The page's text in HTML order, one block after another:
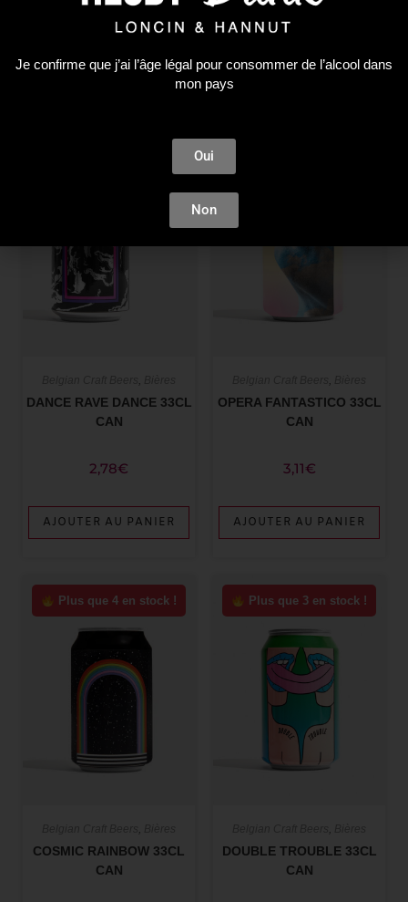
3,19€
AJOUTER AU PANIER
2,86
LIRE LA SUITE
,
DANCE RAVE DANCE 33CL
CAN
2,78€
AJOUTER AU PANIER
,
OPERA FANTASTICO 33CL
CAN
3,11€
AJOUTER AU PANIER
Plus que 4 en stock !
,
COSMIC RAINBOW 33CL
CAN
Plus que 3 en stock !
,
DOUBLE TROUBLE 33CL
CAN
Je confirme que j’ai l’âge légal pour consommer de l’alcool dans
mon pays
Oui
Non